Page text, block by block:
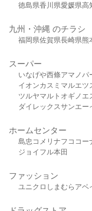
徳島県香川県愛媛県高
九州・沖縄 のチラシ
福岡県佐賀県長崎県熊
スーパー
いなげや西條アマノパ
イオンカスミ マルエツ
ツルヤマルト オギノ エ
ダイレックスサンエー
ホームセンター
島忠 コメリ ナフコ コー
ジョイフル本田
ファッション
ユニクロ しまむら アベ